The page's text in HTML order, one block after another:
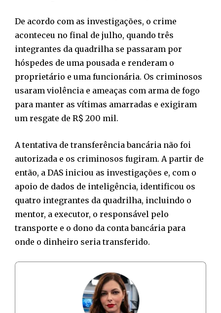
De acordo com as investigações, o crime
aconteceu no final de julho, quando três
integrantes da quadrilha se passaram por
hóspedes de uma pousada e renderam o
proprietário e uma funcionária. Os criminosos
usaram violência e ameaças com arma de fogo
para manter as vítimas amarradas e exigiram
um resgate de R$ 200 mil.
A tentativa de transferência bancária não foi
autorizada e os criminosos fugiram. A partir de
então, a DAS iniciou as investigações e, com o
apoio de dados de inteligência, identificou os
quatro integrantes da quadrilha, incluindo o
mentor, a executor, o responsável pelo
transporte e o dono da conta bancária para
onde o dinheiro seria transferido.